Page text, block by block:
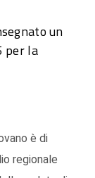
un
per la
è di
regionale